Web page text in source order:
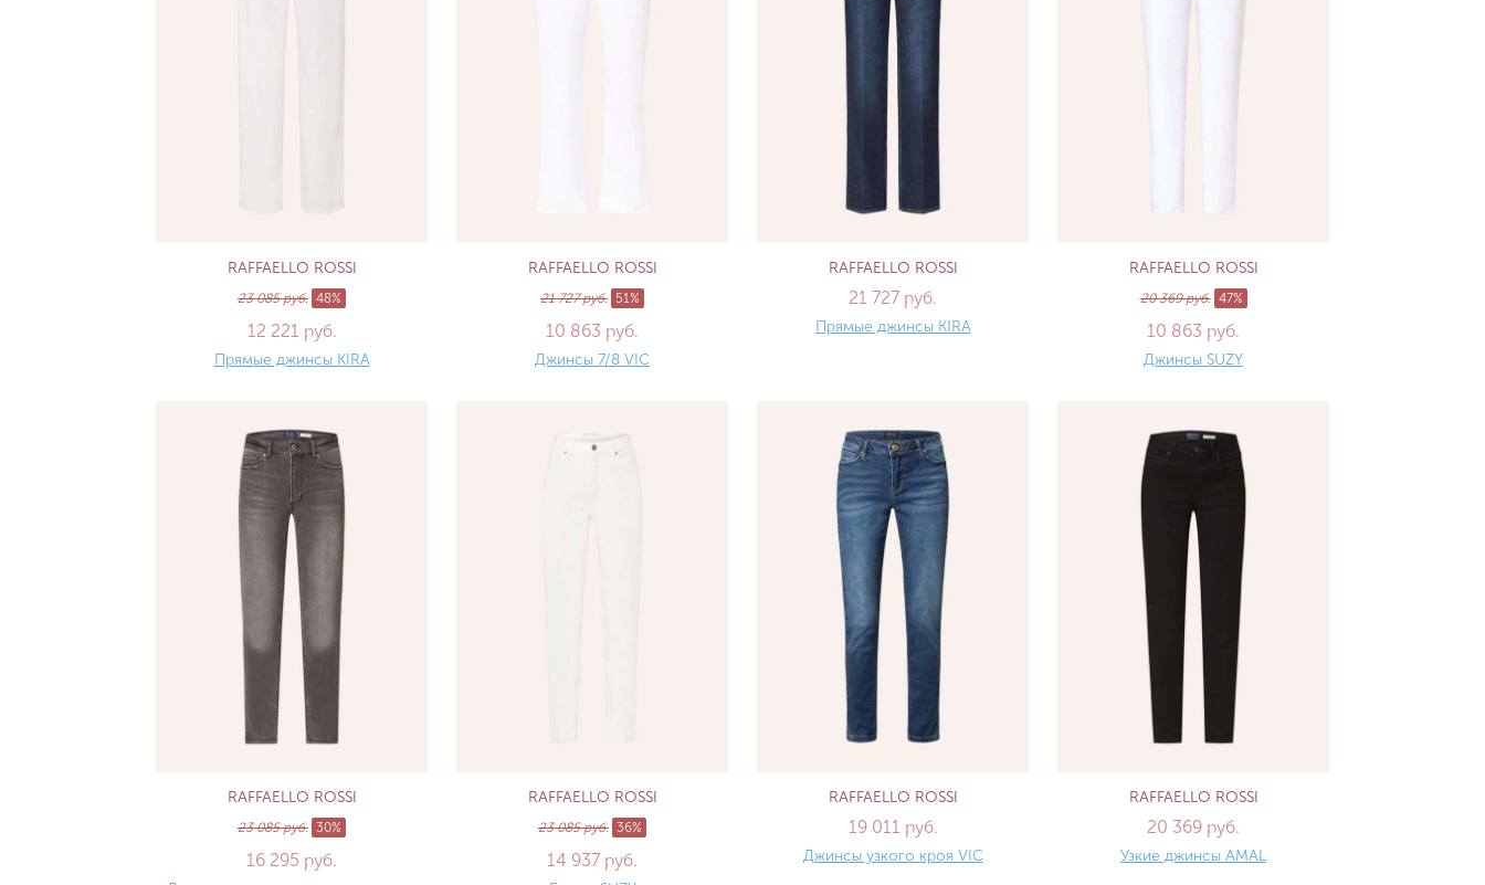
RAFFAELLO ROSSI
23 085 руб. 48%
12 221 руб.
Прямые джинсы KIRA
RAFFAELLO ROSSI
21 727 руб. 51%
10 863 руб.
Джинсы 7/8 VIC
RAFFAELLO ROSSI
21 727 руб.
Прямые джинсы KIRA
RAFFAELLO ROSSI
20 369 руб. 47%
10 863 руб.
Джинсы SUZY
RAFFAELLO ROSSI
23 085 руб. 30%
16 295 руб.
RAFFAELLO ROSSI
23 085 руб. 36%
14 937 руб.
RAFFAELLO ROSSI
19 011 руб.
Джинсы узкого кроя VIC
RAFFAELLO ROSSI
20 369 руб.
Узкие джинсы AMAL